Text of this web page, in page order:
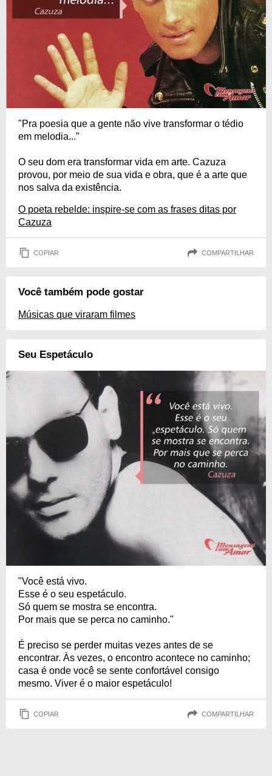
"Pra poesia que a gente não vive transformar o tédio
em melodia..."
O seu dom era transformar vida em arte. Cazuza
provou, por meio de sua vida e obra, que é a arte que
nos salva da existência.
O poeta rebelde: inspire-se com as frases ditas por
Cazuza
COPIAR COMPARTILHAR
Você também pode gostar
Músicas que viraram filmes
Seu Espetáculo
"Você está vivo.
Esse é o seu espetáculo.
Só quem se mostra se encontra.
Por mais que se perca no caminho."
É preciso se perder muitas vezes antes de se
encontrar. Às vezes, o encontro acontece no caminho;
casa é onde você se sente confortável consigo
mesmo. Viver é o maior espetáculo!
COPIAR COMPARTILHAR